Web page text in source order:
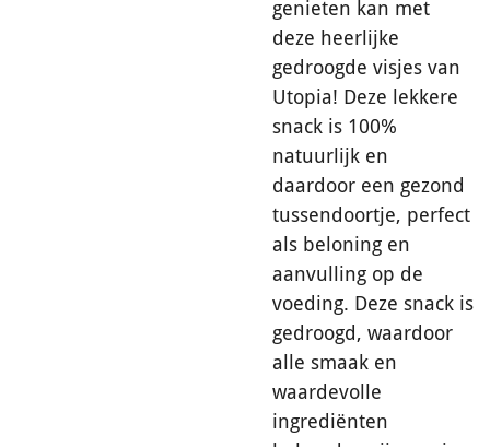
genieten kan met
deze heerlijke
gedroogde visjes van
Utopia! Deze lekkere
snack is 100%
natuurlijk en
daardoor een gezond
tussendoortje, perfect
als beloning en
aanvulling op de
voeding. Deze snack is
gedroogd, waardoor
alle smaak en
waardevolle
ingrediënten